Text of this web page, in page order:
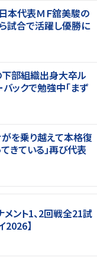
日本代表ＭＦ舘美駿の
試合で活躍し優勝に
下部組織出身大卒ル
ックで勉強中「まず
を乗り越えて本格復
きている」再び代表
メント1、2回戦全21試
2026】